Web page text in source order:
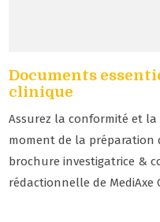
Documents
clinique
Assurez la conformité et
moment de la préparation
brochure investigatrice &
rédactionnelle de MediAxe